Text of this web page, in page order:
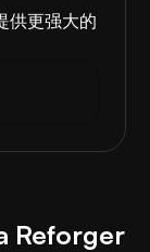
供更强大的
Reforger